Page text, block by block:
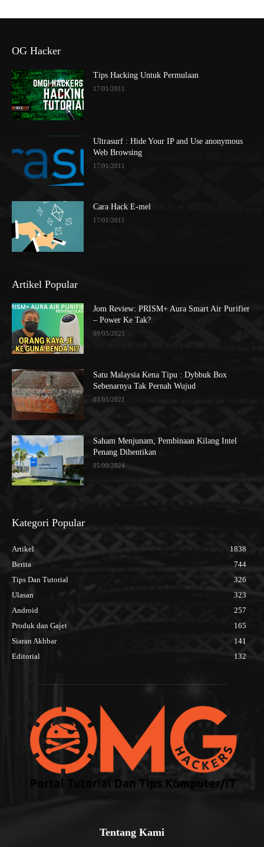
OG Hacker
Tips Hacking Untuk Permulaan
17/01/2011
Ultrasurf : Hide Your IP and Use anonymous
Web Browsing
17/01/2011
Cara Hack E-mel
17/01/2011
Artikel Popular
Jom Review: PRISM+ Aura Smart Air Purifier
– Power Ke Tak?
09/05/2025
Satu Malaysia Kena Tipu : Dybbuk Box
Sebenarnya Tak Pernah Wujud
03/01/2021
Saham Menjunam, Pembinaan Kilang Intel
Penang Dihentikan
05/09/2024
Kategori Popular
Artikel
1838
Berita
744
Tips Dan Tutorial
326
Ulasan
323
Android
257
Produk dan Gajet
165
Siaran Akhbar
141
Editorial
132
Tentang Kami